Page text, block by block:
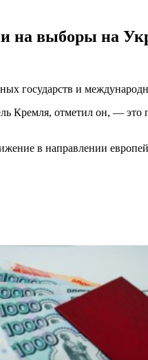
на выборы на
государств и
отметил он, — это
в направлении